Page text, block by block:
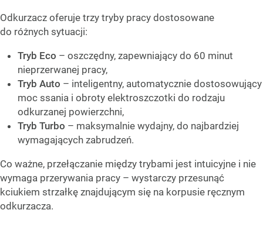
Odkurzacz oferuje trzy tryby pracy dostosowane
do różnych sytuacji:
Tryb Eco – oszczędny, zapewniający do 60 minut
nieprzerwanej pracy,
Tryb Auto – inteligentny, automatycznie dostosowujący
moc ssania i obroty elektroszczotki do rodzaju
odkurzanej powierzchni,
Tryb Turbo – maksymalnie wydajny, do najbardziej
wymagających zabrudzeń.
Co ważne, przełączanie między trybami jest intuicyjne i nie
wymaga przerywania pracy – wystarczy przesunąć
kciukiem strzałkę znajdującym się na korpusie ręcznym
odkurzacza.